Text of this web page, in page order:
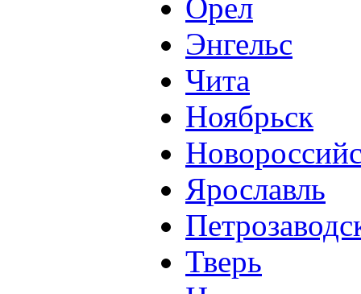
Орел
Энгельс
Чита
Ноябрьск
Ярославль
Тверь